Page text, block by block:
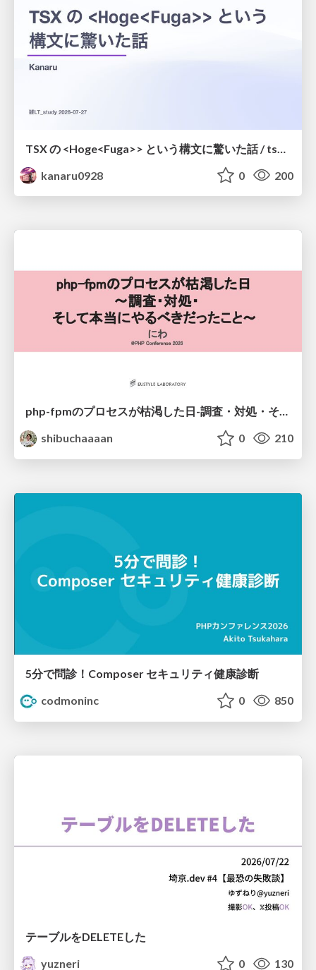
kanaru0928
0 200
php-fpmのプロセスが枯渇した日-調査・対処・そして本当にやるべきだったこと-
shibuchaaaan
0 210
5分で問診！Composer セキュリティ健康診断
codmoninc
0 850
テーブルをDELETEした
yuzneri
0 130